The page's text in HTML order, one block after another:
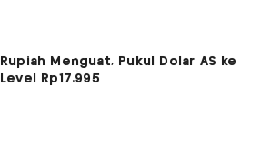
Rupiah Menguat, Pukul Dolar AS ke
Level Rp17.995